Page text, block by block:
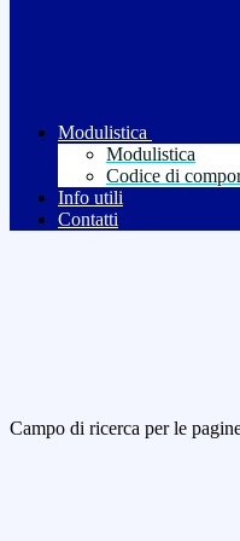
Modulistica
Modulistica
Codice di
Info utili
Contatti
Campo di ricerca per le